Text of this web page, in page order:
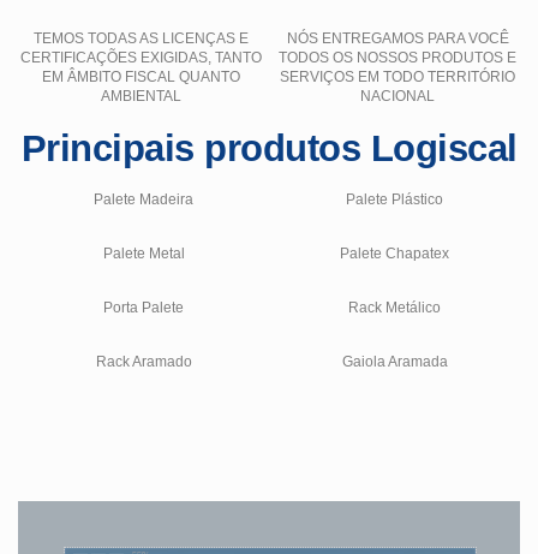
TEMOS TODAS AS LICENÇAS E
CERTIFICAÇÕES EXIGIDAS, TANTO
EM ÂMBITO FISCAL QUANTO
AMBIENTAL
NÓS ENTREGAMOS PARA VOCÊ
TODOS OS NOSSOS PRODUTOS E
SERVIÇOS EM TODO TERRITÓRIO
NACIONAL
Principais produtos Logiscal
Palete Madeira Palete Plástico
Palete Metal Palete Chapatex
Porta Palete Rack Metálico
Rack Aramado Gaiola Aramada